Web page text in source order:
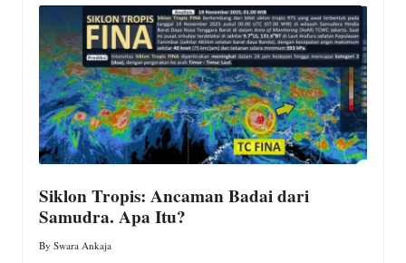
Siklon Tropis: Ancaman Badai dari
Samudra. Apa Itu?
Posted
By Swara Ankaja